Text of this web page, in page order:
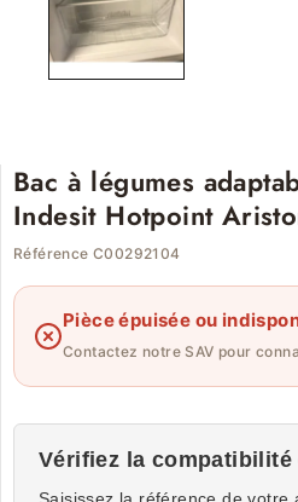
Bac à légumes
Indesit Hotpoint
Référence C00292104
Pièce épuisée ou
Contactez notre SAV pour
Vérifiez la compatibilité